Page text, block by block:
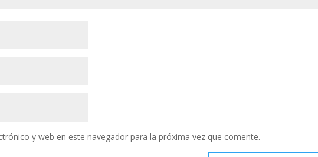
y web en este navegador para la próxima vez que comente.